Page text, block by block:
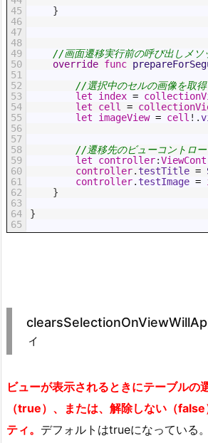
45
46
47
48
49
50
51
52
53
54
55
56
57
58
59
60
61
62
63
64
65
}
//画面遷移実行前の呼び出しメソ
override func
//選択中のセルの画像を取得
let
index =
let
cell =
let
imageView = cell ! .
//遷移先のビューコントロー
let
controller:
controller. testTitle =
controller.testImage =
}
}
ィ
ビューが表示されるときにテーブルの
（true）、または、解除しない（
ティ。 デフォルトはtrueになっている。